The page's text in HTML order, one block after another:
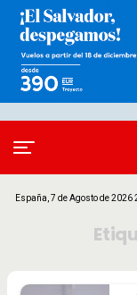
España, 7 de Agosto de 2026